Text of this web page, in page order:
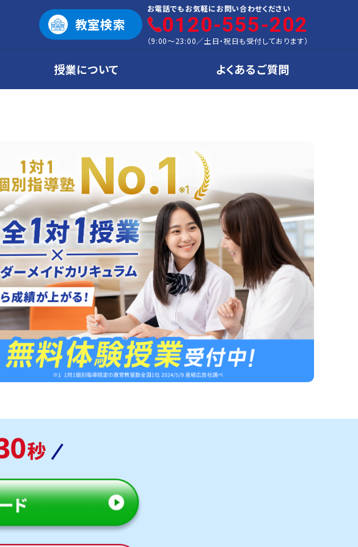
教室検索
お電話でもお気軽にお問い合わせください
0120-555-202
（9:00～23:00／土日・祝日も受付しております）
授業について よくあるご質問